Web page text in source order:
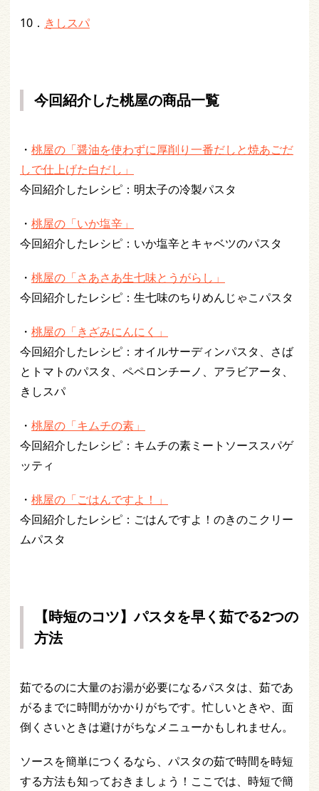
10． きしスパ
今回紹介した桃屋の商品一覧
・ 桃屋の「醤油を使わずに厚削り一番だしと焼あごだ
しで仕上げた白だし」
今回紹介したレシピ：明太子の冷製パスタ
・ 桃屋の「いか塩辛」
今回紹介したレシピ：いか塩辛とキャベツのパスタ
・ 桃屋の「さあさあ生七味とうがらし」
今回紹介したレシピ：生七味のちりめんじゃこパスタ
・ 桃屋の「きざみにんにく」
今回紹介したレシピ：オイルサーディンパスタ、さば
とトマトのパスタ、ペペロンチーノ、アラビアータ、
きしスパ
・ 桃屋の「キムチの素」
今回紹介したレシピ：キムチの素ミートソーススパゲ
ッティ
・ 桃屋の「ごはんですよ！」
今回紹介したレシピ：ごはんですよ！のきのこクリー
ムパスタ
【時短のコツ】パスタを早く茹でる2つの
方法
茹でるのに大量のお湯が必要になるパスタは、茹であ
がるまでに時間がかかりがちです。忙しいときや、面
倒くさいときは避けがちなメニューかもしれません。
ソースを簡単につくるなら、パスタの茹で時間を時短
する方法も知っておきましょう！ここでは、時短で簡